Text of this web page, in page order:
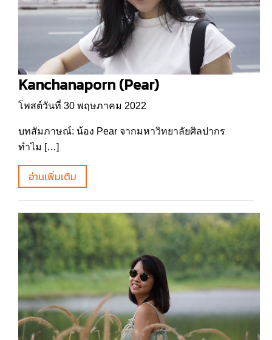
Kanchanaporn (Pear)
โพสต์วันที่ 30 พฤษภาคม 2022
บทสัมภาษณ์: น้อง Pear จากมหาวิทยาลัยศิลปากร
ทำไม […]
อ่านเพิ่มเติม